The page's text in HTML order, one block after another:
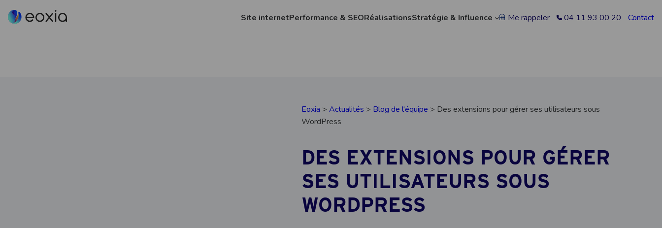
Site internetPerformance & SEORéalisationsStratégie & Influence Me rappeler 04 11 93 00 20 Contact
Eoxia > Actualités > Blog de l'équipe > Des extensions pour gérer ses utilisateurs sous
WordPress
DES EXTENSIONS POUR GÉRER
SES UTILISATEURS SOUS
WORDPRESS